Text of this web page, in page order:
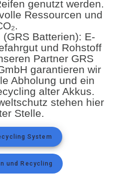
genutzt werden.
Ressourcen und
Batterien): E-
und Rohstoff
Partner GRS
garantieren wir
Abholung und ein
alter Akkus.
stehen hier
Stelle.
System
und Recycling